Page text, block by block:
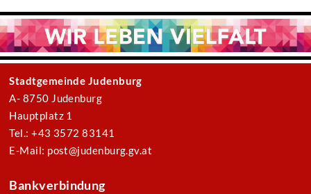
Stadtgemeinde Judenburg
A- 8750 Judenburg
Hauptplatz 1
Tel.: +43 3572 83141
E-Mail: post@judenburg.gv.at
Bankverbindung